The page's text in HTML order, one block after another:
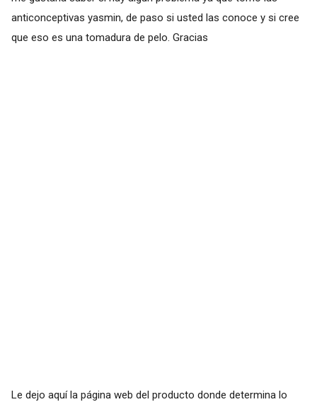
anticonceptivas yasmin, de paso si usted las conoce y si cree
que eso es una tomadura de pelo. Gracias
Le dejo aquí la página web del producto donde determina lo